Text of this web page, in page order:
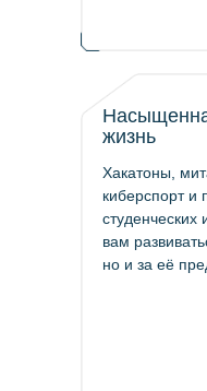
жизнь
Хакатоны,
киберспорт и
студенческих
вам
но и за её